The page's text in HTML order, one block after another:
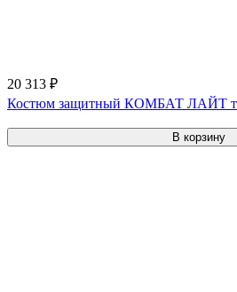
20 313 ₽
Костюм защитный КОМБАТ ЛАЙТ
В корзину